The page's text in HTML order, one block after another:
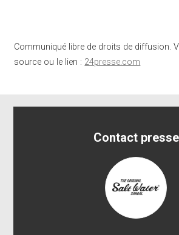
Communiqué libre de droits de diffusion.
source ou le lien : 24presse.com
Contact presse